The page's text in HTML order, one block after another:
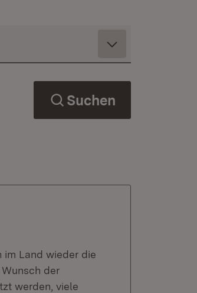
Suchen
im Land wieder die
der
werden, viele